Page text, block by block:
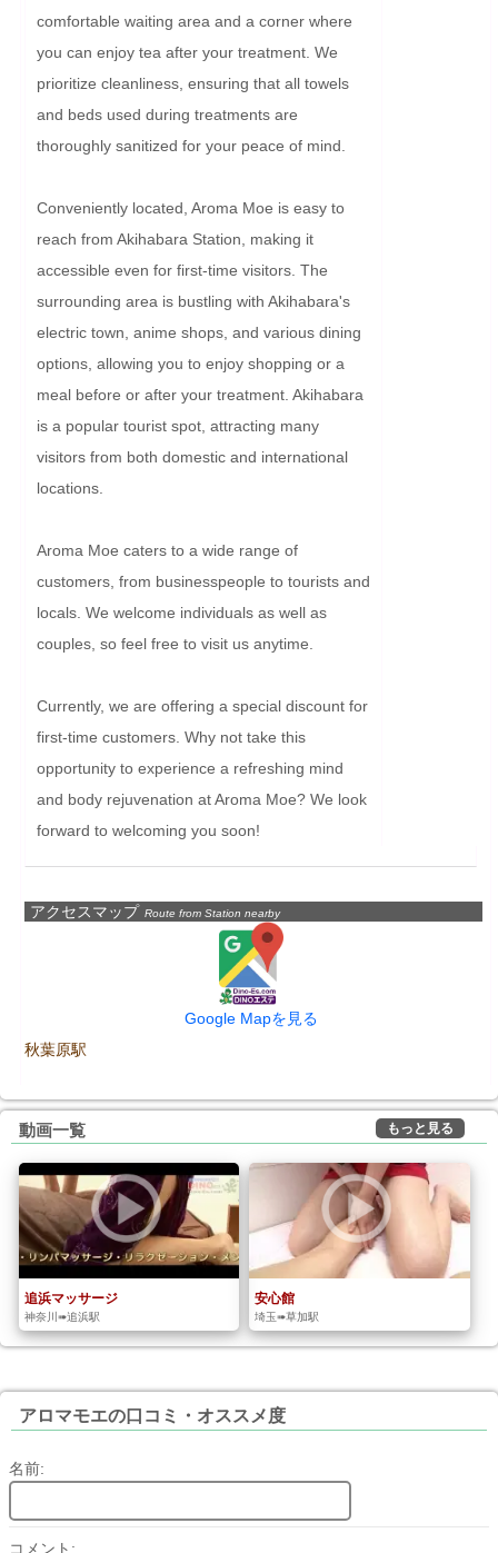
comfortable waiting area and a corner where
you can enjoy tea after your treatment. We
prioritize cleanliness, ensuring that all towels
and beds used during treatments are
thoroughly sanitized for your peace of mind.
Conveniently located, Aroma Moe is easy to
reach from Akihabara Station, making it
accessible even for first-time visitors. The
surrounding area is bustling with Akihabara's
electric town, anime shops, and various dining
options, allowing you to enjoy shopping or a
meal before or after your treatment. Akihabara
is a popular tourist spot, attracting many
visitors from both domestic and international
locations.
Aroma Moe caters to a wide range of
customers, from businesspeople to tourists and
locals. We welcome individuals as well as
couples, so feel free to visit us anytime.
Currently, we are offering a special discount for
first-time customers. Why not take this
opportunity to experience a refreshing mind
and body rejuvenation at Aroma Moe? We look
forward to welcoming you soon!
アクセスマップ Route from Station nearby
Google Mapを見る
秋葉原駅
動画一覧 もっと見る
追浜マッサージ
神奈川➠追浜駅
安心館
埼玉➠草加駅
アロマモエの口コミ・オススメ度
名前:
コメント: